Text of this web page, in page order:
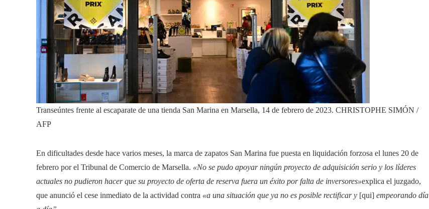
Transeúntes frente al escaparate de una tienda San Marina en Marsella, 14 de febrero de 2023. CHRISTOPHE SIMÓN /
AFP
En dificultades desde hace varios meses, la marca de zapatos San Marina fue puesta en liquidación forzosa el lunes 20 de
febrero por el Tribunal de Comercio de Marsella. «No se pudo apoyar ningún proyecto de adquisición serio y los líderes
actuales no pudieron hacer que su proyecto de oferta de reserva fuera un éxito por falta de inversores»explica el juzgado,
que anunció el cese inmediato de la actividad contra «a una situación que ya no es posible rectificar y [qui] empeorando día